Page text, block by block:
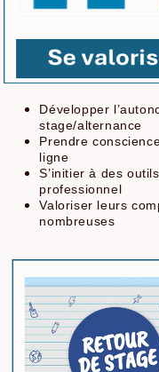
Développer
stage/alternance
Prendre
ligne
S’initier à des
professionnel
Valoriser leurs
nombreuses